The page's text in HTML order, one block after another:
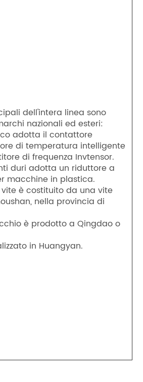
dell'intera linea sono
nazionali ed esteri:
adotta il contattore
di temperatura intelligente
di frequenza Invtensor.
duri adotta un riduttore a
macchine in plastica.
è costituito da una vite
nella provincia di
è prodotto a Qingdao o
in Huangyan.